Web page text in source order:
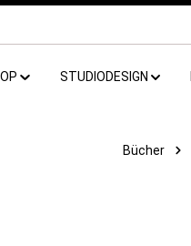
STUDIODESIGN
Bücher